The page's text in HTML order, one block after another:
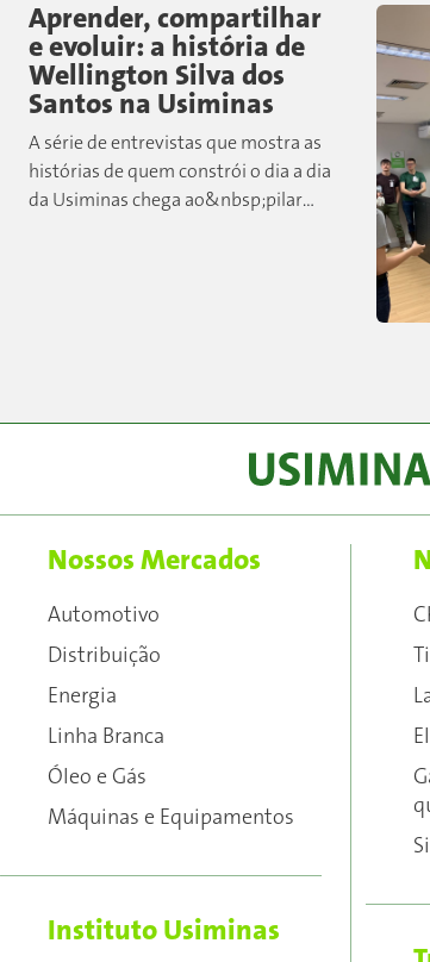
Aprender, compartilhar
e evoluir: a história de
Wellington Silva dos
Santos na Usiminas
A série de entrevistas que mostra as
histórias de quem constrói o dia a dia
da Usiminas chega ao&nbsp;pilar
Nossos Mercados
Automotivo
Distribuição
Energia
Linha Branca
Óleo e Gás
Máquinas e Equipamentos
Instituto Usiminas